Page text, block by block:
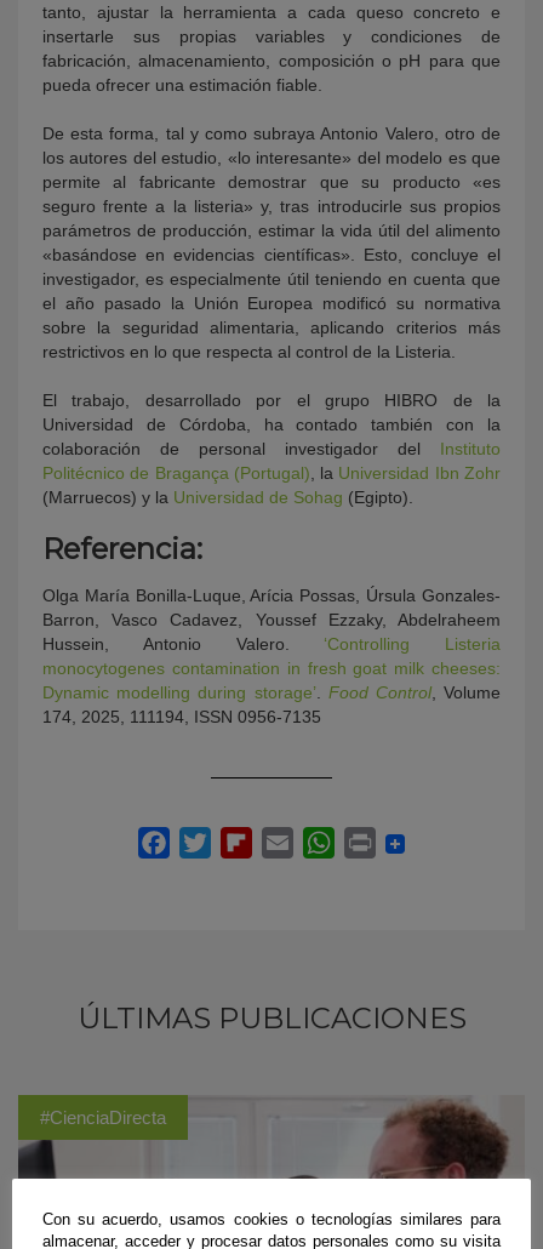
tanto, ajustar la herramienta a cada queso concreto e
insertarle sus propias variables y condiciones de
fabricación, almacenamiento, composición o pH para que
pueda ofrecer una estimación fiable.
De esta forma, tal y como subraya Antonio Valero, otro de
los autores del estudio, «lo interesante» del modelo es que
permite al fabricante demostrar que su producto «es
seguro frente a la listeria» y, tras introducirle sus propios
parámetros de producción, estimar la vida útil del alimento
«basándose en evidencias científicas». Esto, concluye el
investigador, es especialmente útil teniendo en cuenta que
el año pasado la Unión Europea modificó su normativa
sobre la seguridad alimentaria, aplicando criterios más
restrictivos en lo que respecta al control de la Listeria.
El trabajo, desarrollado por el grupo HIBRO de la
Universidad de Córdoba, ha contado también con la
colaboración de personal investigador del Instituto
Politécnico de Bragança (Portugal), la Universidad Ibn Zohr
(Marruecos) y la Universidad de Sohag (Egipto).
Referencia:
Olga María Bonilla-Luque, Arícia Possas, Úrsula Gonzales-
Barron, Vasco Cadavez, Youssef Ezzaky, Abdelraheem
Hussein, Antonio Valero. ‘Controlling Listeria
monocytogenes contamination in fresh goat milk cheeses:
Dynamic modelling during storage’. Food Control, Volume
174, 2025, 111194, ISSN 0956-7135
ÚLTIMAS PUBLICACIONES
#CienciaDirecta
Con su acuerdo, usamos cookies o tecnologías similares para
almacenar, acceder y procesar datos personales como su visita